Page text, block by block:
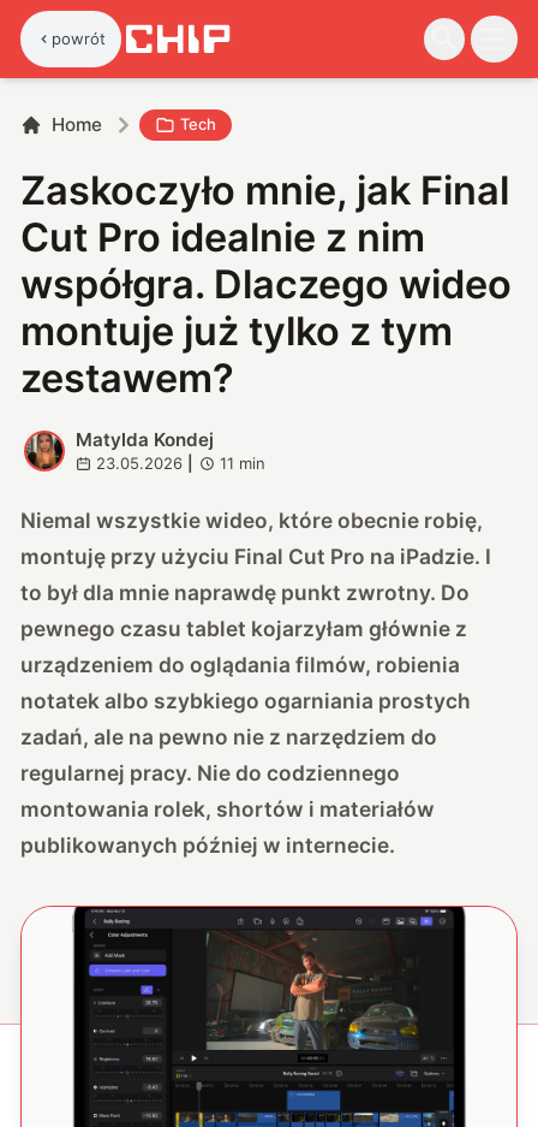
powrót
Home Tech
Zaskoczyło mnie, jak Final
Cut Pro idealnie z nim
współgra. Dlaczego wideo
montuje już tylko z tym
zestawem?
M
Matylda Kondej
23.05.2026 11 min
Niemal wszystkie wideo, które obecnie robię,
montuję przy użyciu Final Cut Pro na iPadzie. I
to był dla mnie naprawdę punkt zwrotny. Do
pewnego czasu tablet kojarzyłam głównie z
urządzeniem do oglądania filmów, robienia
notatek albo szybkiego ogarniania prostych
zadań, ale na pewno nie z narzędziem do
regularnej pracy. Nie do codziennego
montowania rolek, shortów i materiałów
publikowanych później w internecie.